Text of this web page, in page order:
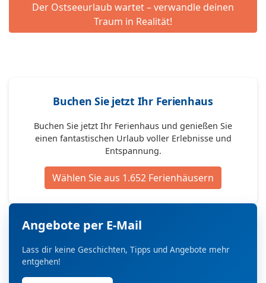
Der Ostseeurlaub wartet – verwandle deinen
Traum in Realität!
Buchen Sie jetzt Ihr Ferienhaus
Buchen Sie jetzt Ihr Ferienhaus und genießen Sie
einen fantastischen Urlaub voller Erlebnisse und
Entspannung.
Wählen Sie aus 1.652 Ferienhäusern
Angebote per E-Mail
Lass dir keine Geschichten, Tipps und Angebote mehr
entgehen!